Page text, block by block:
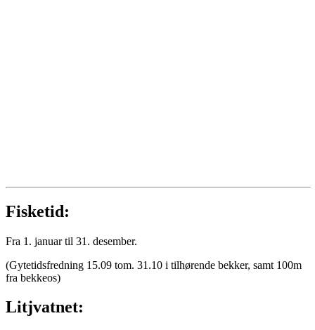
Fisketid:
Fra 1. januar til 31. desember.
(Gytetidsfredning 15.09 tom. 31.10 i tilhørende bekker, samt 100m
fra bekkeos)
Litjvatnet: